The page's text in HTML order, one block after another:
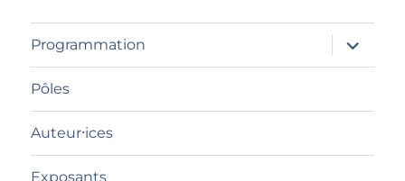
Programmation
ouvrir
le
sous-
Pôles
Auteur⸱ices
Exposants